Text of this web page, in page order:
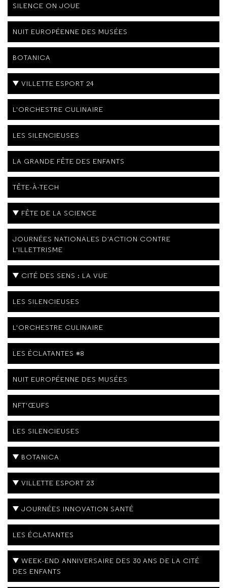
SILENCE ON JOUE
NUIT EUROPÉENNE DES MUSÉES
BOTANICA
VILLETTE ESPORT 24
L'ORCHESTRE CULINAIRE
LES SILENCIEUSES
LA GRANDE FÊTE DES ENFANTS
TÊTE-À-TECH
FÊTE DE LA SCIENCE
JOURNÉES NATIONALES D'ACTION CONTRE
L'ILLETTRISME
CITÉ DES SENS : LA VUE
LES SILENCIEUSES
L'ORCHESTRE CULINAIRE
LES ÉCLATANTES #8
NUIT EUROPÉENNE DES MUSÉES
NFT'ŒUFS
LES SILENCIEUSES
BOTANICA
VILLETTE ESPORT 23
JOURNÉES INNOVATION SANTÉ
LES ÉCLATANTES
WEEK-END ANNIVERSAIRE DES 30 ANS DE LA CITÉ
DES ENFANTS